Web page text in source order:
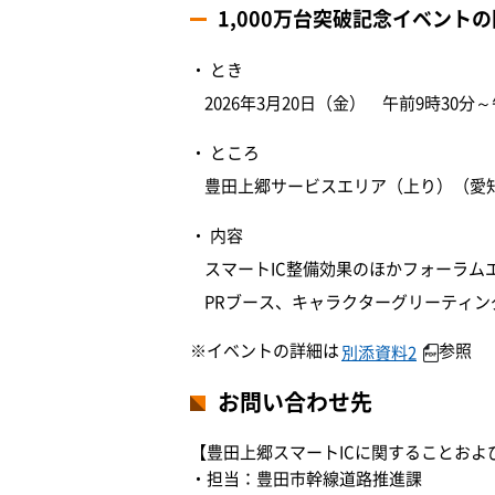
1,000万台突破記念イベント
とき
2026年3月20日（金） 午前9時30分
ところ
豊田上郷サービスエリア（上り）（
内容
スマートIC整備効果のほかフォーラ
PRブース、キャラクターグリーティ
※イベントの詳細は別添資料2 参照
お問い合わせ先
【豊田上郷スマートICに関することお
・担当：豊田市幹線道路推進課